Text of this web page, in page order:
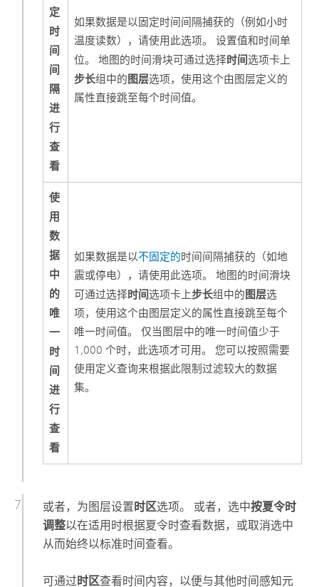
定
时
间
间
隔
进
行
查
看
如果数据是以固定时间间隔捕获的（例如小时
温度读数），请使用此选项。 设置值和时间单
位。 地图的时间滑块可通过选择时间选项卡上
步长组中的图层选项，使用这个由图层定义的
属性直接跳至每个时间值。
使
用
数
据
中
的
唯
一
时
间
进
行
查
看
如果数据是以不固定的时间间隔捕获的（如地
震或停电），请使用此选项。 地图的时间滑块
可通过选择时间选项卡上步长组中的图层选
项，使用这个由图层定义的属性直接跳至每个
唯一时间值。 仅当图层中的唯一时间值少于
1,000 个时，此选项才可用。 您可以按照需要
使用定义查询来根据此限制过滤较大的数据
集。
或者，为图层设置时区选项。 或者，选中按夏令时
调整以在适用时根据夏令时查看数据，或取消选中
从而始终以标准时间查看。
可通过 时区查看时间内容，以便与其他时间感知元